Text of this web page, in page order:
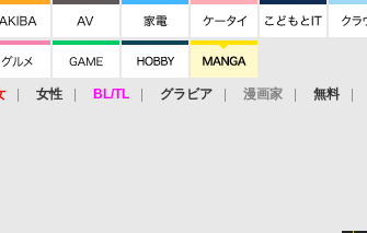
女性 BL/TL グラビア 漫画家 無料